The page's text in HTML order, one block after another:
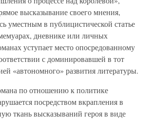
высказывание своего мнения,
уместным в публицистической статье
дневнике или личных
уступает место опосредованному
с доминировавшей в тот
«автономного» развития литературы.
по отношению к политике
посредством вкрапления в
ткань высказываний героя в виде